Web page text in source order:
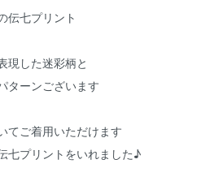
伝七プリント
現した迷彩柄と
ターンございます
てご着用いただけます
七プリントをいれました♪